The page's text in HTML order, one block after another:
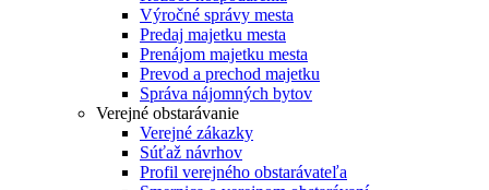
Výročné správy mesta
Predaj majetku mesta
Prenájom majetku mesta
Prevod a prechod majetku
Správa nájomných bytov
Verejné obstarávanie
Verejné zákazky
Súťaž návrhov
Profil verejného obstarávateľa